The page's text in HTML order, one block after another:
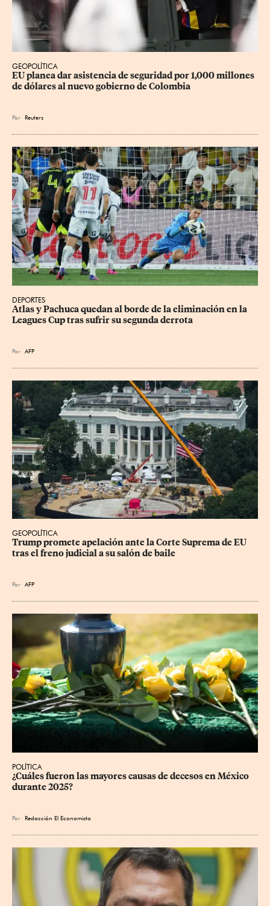
GEOPOLÍTICA
EU planea dar asistencia de seguridad por 1,000 millones
de dólares al nuevo gobierno de Colombia
Por Reuters
DEPORTES
Atlas y Pachuca quedan al borde de la eliminación en la
Leagues Cup tras sufrir su segunda derrota
Por AFP
GEOPOLÍTICA
Trump promete apelación ante la Corte Suprema de EU
tras el freno judicial a su salón de baile
Por AFP
POLÍTICA
¿Cuáles fueron las mayores causas de decesos en México
durante 2025?
Por Redacción El Economista